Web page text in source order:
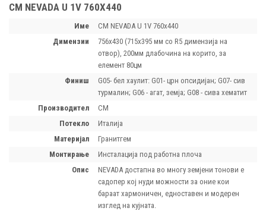
CM NEVADA U 1V 760Х440
Име
CM NEVADA U 1V 760х440
димензии
756х430 (715x395 мм со R5 димензија на
отвор), 200мм длабочина на корито, за
елемент 80цм
финиш
G05- бел хаулит: G01- црн опсидијан; G07- сив
турмалин; G06 - агат, земја; G08 - сива хематит
производител
CM
потекло
Италија
материјал
Гранитгем
монтирање
Инсталација под работна плоча
опис
NEVADA достапна во многу земјени тонови е
садопер кој нуди можности за оние кои
бараат хармоничен, едноставен и модерен
изглед на кујната.